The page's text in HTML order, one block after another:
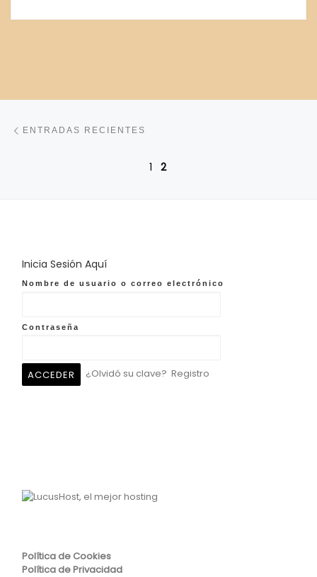
ENTRADAS RECIENTES
1 2
Inicia Sesión Aquí
Nombre de usuario o correo electrónico
Contraseña
¿Olvidó su clave? Registro
Política de Cookies
Política de Privacidad